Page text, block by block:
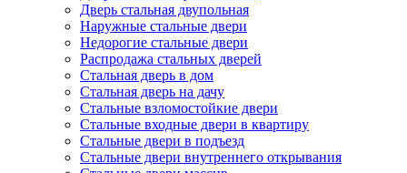
Дверь стальная двупольная
Наружные стальные двери
Недорогие стальные двери
Распродажа стальных дверей
Стальная дверь в дом
Стальная дверь на дачу
Стальные взломостойкие двери
Стальные входные двери в квартиру
Стальные двери в подъезд
Стальные двери внутреннего открывания